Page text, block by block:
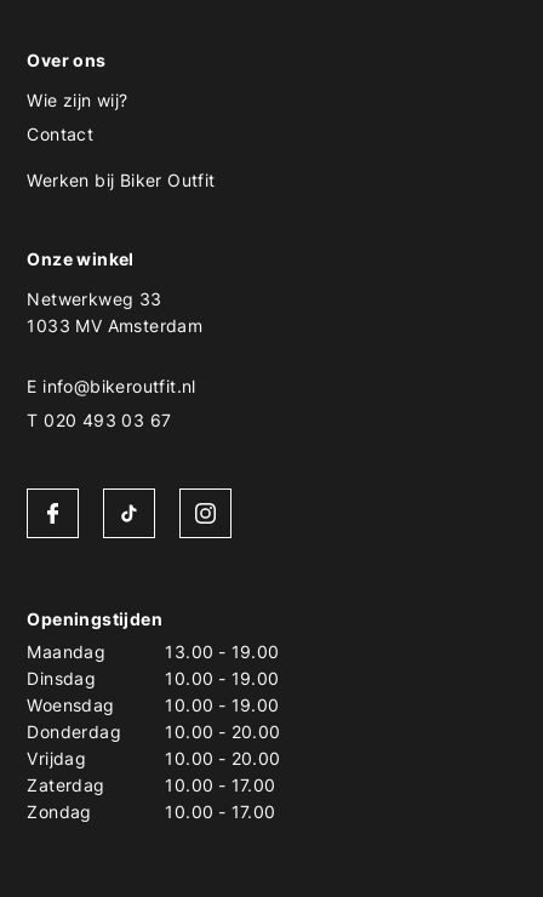
Over ons
Wie zijn wij?
Contact
Werken bij Biker Outfit
Onze winkel
Netwerkweg 33
1033 MV Amsterdam
E info@bikeroutfit.nl
T 020 493 03 67
Openingstijden
Maandag
13.00 - 19.00
Dinsdag
10.00 - 19.00
Woensdag
10.00 - 19.00
Donderdag
10.00 - 20.00
Vrijdag
10.00 - 20.00
Zaterdag
10.00 - 17.00
Zondag
10.00 - 17.00